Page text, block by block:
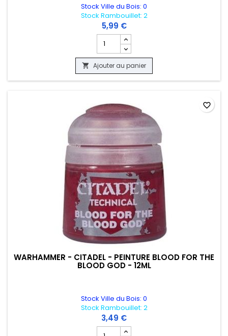
Stock Ville du Bois: 0
Stock Rambouillet: 2
5,99 €
Champ quantité du produit WARHAMMER
 Ajouter au panier
WARHAMMER - CITADEL - PEINTURE BLOOD FOR THE
BLOOD GOD - 12ML
Stock Ville du Bois: 0
Stock Rambouillet: 2
3,49 €
Champ quantité du produit WARHAMMER
favorite_border